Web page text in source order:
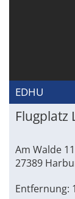
EDHU
Flugplatz
Am Walde 11
27389
Entfernung: